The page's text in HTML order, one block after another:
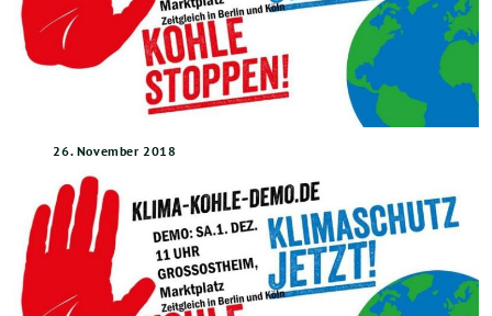
26. November 2018